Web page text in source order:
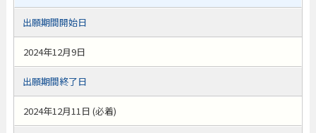
出願期間開始日
2024年12月9日
出願期間終了日
2024年12月11日 (必着)